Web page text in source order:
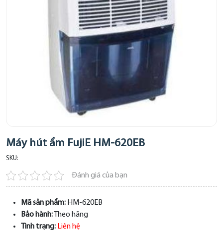
Máy hút ẩm FujiE HM-620EB
SKU:
Đánh giá của bạn
Mã sản phẩm: HM-620EB
Bảo hành: Theo hãng
Tình trạng: Liên hệ